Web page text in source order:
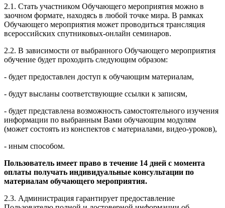
2.1. Стать участником Обучающего мероприятия можно в
заочном формате, находясь в любой точке мира. В рамках
Обучающего мероприятия может проводиться трансляция
всероссийских спутниковых-онлайн семинаров.
2.2. В зависимости от выбранного Обучающего мероприятия
обучение будет проходить следующим образом:
- будет предоставлен доступ к обучающим материалам,
- будут высланы соответствующие ссылки к записям,
- будет представлена возможность самостоятельного изучения
информации по выбранным Вами обучающим модулям
(может состоять из конспектов с материалами, видео-уроков),
- иным способом.
Пользователь имеет право в течение 14 дней с момента
оплаты получать индивидуальные консультации по
материалам обучающего мероприятия.
2.3. Администрация гарантирует предоставление